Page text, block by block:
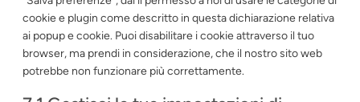
cookie e plugin come descritto in questa dichiarazione relativa
ai popup e cookie. Puoi disabilitare i cookie attraverso il tuo
browser, ma prendi in considerazione, che il nostro sito web
potrebbe non funzionare più correttamente.